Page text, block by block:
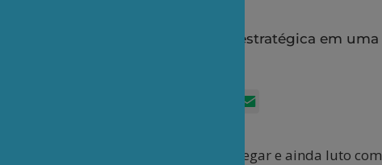
mas transforma a prudência estratégica em uma
geopolíticos de seu rival
FacebookLinkedIn
para este artigo. Acabei de chegar e ainda luto com